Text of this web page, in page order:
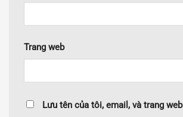
Trang web
Lưu tên của tôi, email, và trang